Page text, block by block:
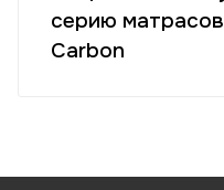
серию матрасов
Carbon